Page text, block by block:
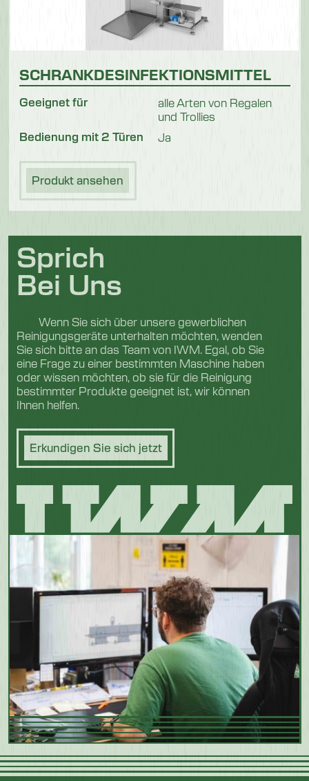
SCHRANKDESINFEKTIONSMITTEL
Geeignet für
alle Arten von Regalen
und Trollies
Bedienung mit 2 Türen Ja
Produkt ansehen
Sprich
Bei Uns
Wenn Sie sich über unsere gewerblichen
Reinigungsgeräte unterhalten möchten, wenden
Sie sich bitte an das Team von IWM. Egal, ob Sie
eine Frage zu einer bestimmten Maschine haben
oder wissen möchten, ob sie für die Reinigung
bestimmter Produkte geeignet ist, wir können
Ihnen helfen.
Erkundigen Sie sich jetzt